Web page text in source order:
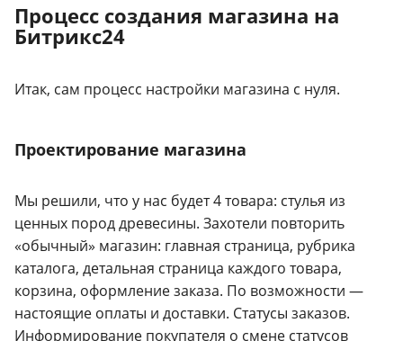
Процесс создания магазина на
Битрикс24
Итак, сам процесс настройки магазина с нуля.
Проектирование магазина
Мы решили, что у нас будет 4 товара: стулья из
ценных пород древесины. Захотели повторить
«обычный» магазин: главная страница, рубрика
каталога, детальная страница каждого товара,
корзина, оформление заказа. По возможности —
настоящие оплаты и доставки. Статусы заказов.
Информирование покупателя о смене статусов